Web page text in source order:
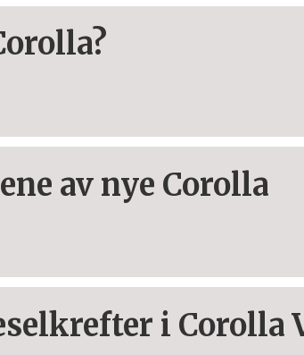
av nye Corolla
i Corolla